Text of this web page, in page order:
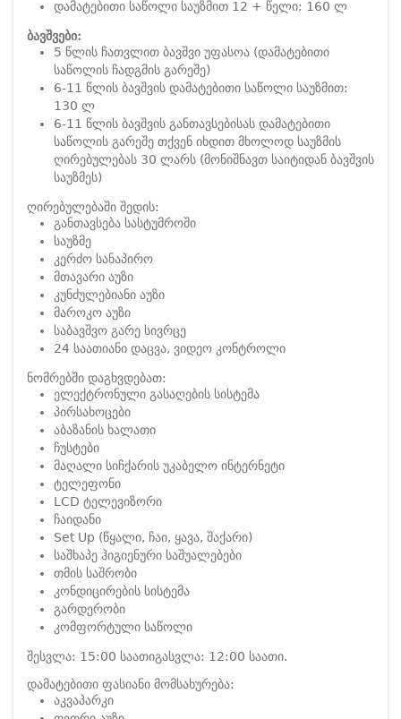
დამატებითი საწოლი საუზმით 12 + წელი: 160 ლ
ბავშვები:
5 წლის ჩათვლით ბავშვი უფასოა (დამატებითი
საწოლის ჩადგმის გარეშე)
6-11 წლის ბავშვის დამატებითი საწოლი საუზმით:
130 ლ
6-11 წლის ბავშვის განთავსებისას დამატებითი
საწოლის გარეშე თქვენ იხდით მხოლოდ საუზმის
ღირებულებას 30 ლარს (მონიშნავთ საიტიდან ბავშვის
საუზმეს)
ღირებულებაში შედის:
განთავსება სასტუმროში
საუზმე
კერძო სანაპირო
მთავარი აუზი
კუნძულებიანი აუზი
მაროკო აუზი
საბავშვო გარე სივრცე
24 საათიანი დაცვა, ვიდეო კონტროლი
ნომრებში დაგხვდებათ:
ელექტრონული გასაღების სისტემა
პირსახოცები
აბაზანის ხალათი
ჩუსტები
მაღალი სიჩქარის უკაბელო ინტერნეტი
ტელეფონი
LCD ტელევიზორი
ჩაიდანი
Set Up (წყალი, ჩაი, ყავა, შაქარი)
საშხაპე ჰიგიენური საშუალებები
თმის საშრობი
კონდიცირების სისტემა
გარდერობი
კომფორტული საწოლი
შესვლა: 15:00 საათიგასვლა: 12:00 საათი.
დამატებითი ფასიანი მომსახურება:
აკვაპარკი